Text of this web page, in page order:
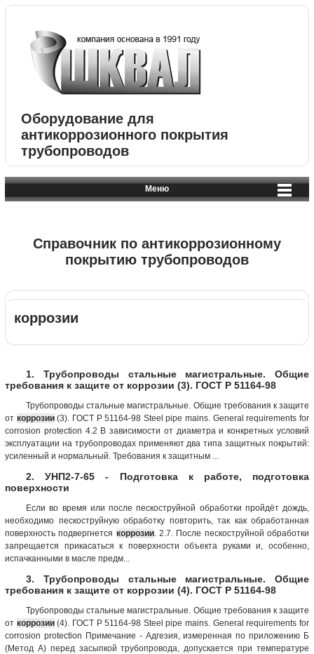
Оборудование для
антикоррозионного покрытия
трубопроводов
Меню
Справочник по антикоррозионному
покрытию трубопроводов
коррозии
1. Трубопроводы стальные магистральные. Общие
требования к защите от коррозии (3). ГОСТ Р 51164-98
Трубопроводы стальные магистральные. Общие требования к защите
от коррозии(3). ГОСТ Р 51164-98 Steel pipe mains. General requirements for
corrosion protection 4.2 В зависимости от диаметра и конкретных условий
эксплуатации на трубопроводах применяют два типа защитных покрытий:
усиленный и нормальный. Требования к защитным ...
2. УНП2-7-65 - Подготовка к работе, подготовка
поверхности
Если во время или после пескоструйной обработки пройдёт дождь,
необходимо пескоструйную обработку повторить, так как обработанная
поверхность подвергнется коррозии. 2.7. После пескоструйной обработки
запрещается прикасаться к поверхности объекта руками и, особенно,
испачканными в масле предм...
3. Трубопроводы стальные магистральные. Общие
требования к защите от коррозии (4). ГОСТ Р 51164-98
Трубопроводы стальные магистральные. Общие требования к защите
от коррозии(4). ГОСТ Р 51164-98 Steel pipe mains. General requirements for
corrosion protection Примечание - Адгезия, измеренная по приложению Б
(Метод А) перед засыпкой трубопровода, допускается при температуре